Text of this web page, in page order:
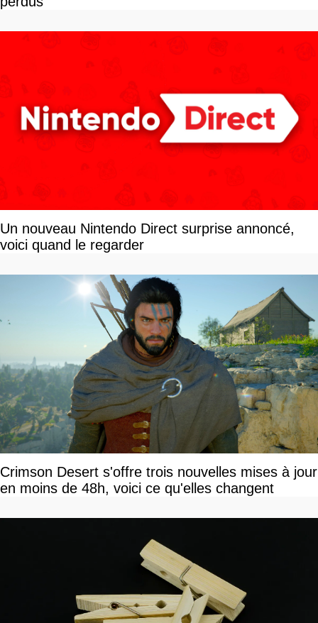
Un nouveau Nintendo Direct surprise annoncé,
voici quand le regarder
Crimson Desert s'offre trois nouvelles mises à jour
en moins de 48h, voici ce qu'elles changent